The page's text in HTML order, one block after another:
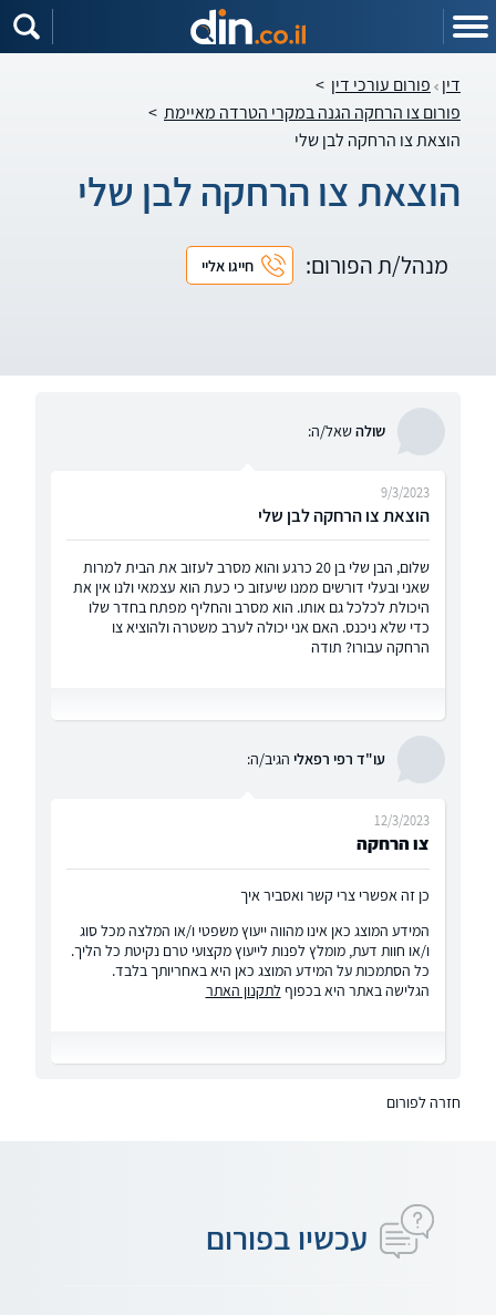
דין פורום עורכי דין >
פורום צו הרחקה הגנה במקרי הטרדה מאיימת >
הוצאת צו הרחקה לבן שלי
הוצאת צו הרחקה לבן שלי
מנהל/ת הפורום: חייגו אליי
שולהשאל/ה:
הוצאת צו הרחקה לבן שלי
9/3/2023
שלום, הבן שלי בן 20 כרגע והוא מסרב לעזוב את הבית למרות
שאני ובעלי דורשים ממנו שיעזוב כי כעת הוא עצמאי ולנו אין את
היכולת לכלכל גם אותו. הוא מסרב והחליף מפתח בחדר שלו
כדי שלא ניכנס. האם אני יכולה לערב משטרה ולהוציא צו
הרחקה עבורו? תודה
עו"ד רפי רפאלי הגיב/ה:
צו הרחקה
12/3/2023
כן זה אפשרי צרי קשר ואסביר איך
המידע המוצג כאן אינו מהווה ייעוץ משפטי ו/או המלצה מכל סוג
ו/או חוות דעת, מומלץ לפנות לייעוץ מקצועי טרם נקיטת כל הליך.
כל הסתמכות על המידע המוצג כאן היא באחריותך בלבד.
הגלישה באתר היא בכפוף לתקנון האתר
חזרה לפורום
עכשיו בפורום